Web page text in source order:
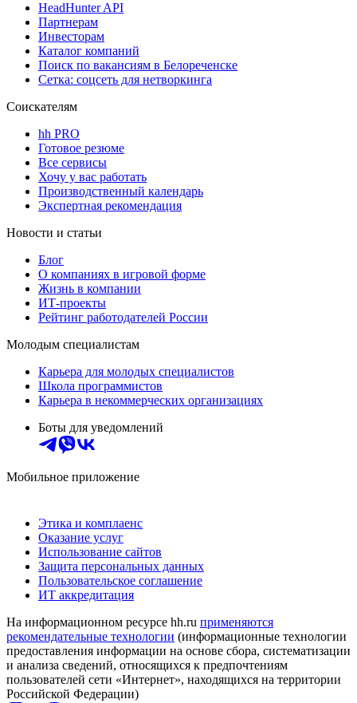
HeadHunter API
Партнерам
Инвесторам
Каталог компаний
Поиск по вакансиям в Белореченске
Сетка: соцсеть для нетворкинга
Соискателям
hh PRO
Готовое резюме
Все сервисы
Хочу у вас работать
Производственный календарь
Экспертная рекомендация
Новости и статьи
Блог
О компаниях в игровой форме
Жизнь в компании
ИТ-проекты
Рейтинг работодателей России
Молодым специалистам
Карьера для молодых специалистов
Школа программистов
Карьера в некоммерческих организациях
Боты для уведомлений
Мобильное приложение
Этика и комплаенс
Оказание услуг
Использование сайтов
Защита персональных данных
Пользовательское соглашение
ИТ аккредитация
На информационном ресурсе hh.ru применяются
рекомендательные технологии (информационные технологии
предоставления информации на основе сбора, систематизации
и анализа сведений, относящихся к предпочтениям
пользователей сети «Интернет», находящихся на территории
Российской Федерации)